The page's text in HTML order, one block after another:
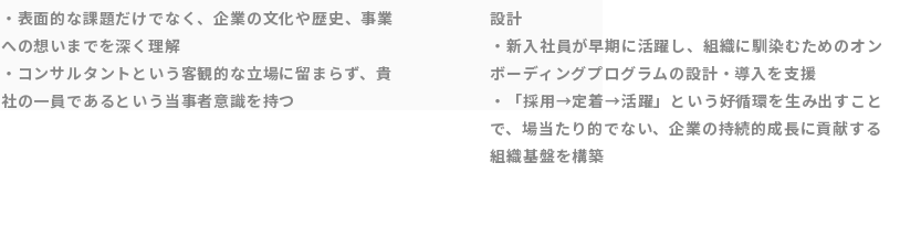
・表面的な課題だけでなく、企業の文化や歴史、事業
への想いまでを深く理解
・コンサルタントという客観的な立場に留まらず、貴
社の一員であるという当事者意識を持つ
設計
・新入社員が早期に活躍し、組織に馴染むためのオン
ボーディングプログラムの設計・導入を支援
・「採用→定着→活躍」という好循環を生み出すこと
で、場当たり的でない、企業の持続的成長に貢献する
組織基盤を構築